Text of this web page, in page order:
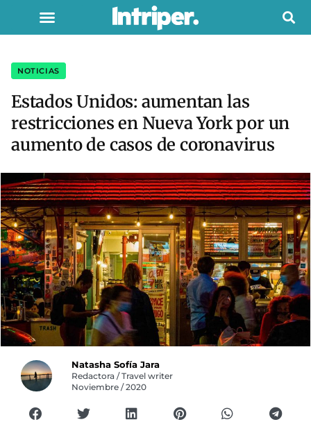
NOTICIAS
Estados Unidos: aumentan las
restricciones en Nueva York por un
aumento de casos de coronavirus
Natasha Sofía Jara
Redactora / Travel writer
Noviembre / 2020